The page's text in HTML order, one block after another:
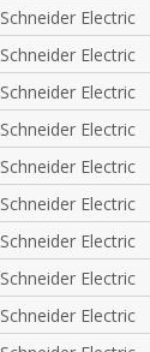
Schneider Electric
Schneider Electric
Schneider Electric
Schneider Electric
Schneider Electric
Schneider Electric
Schneider Electric
Schneider Electric
Schneider Electric